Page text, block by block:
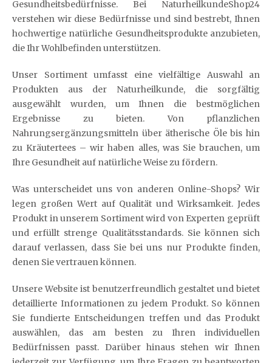
Gesundheitsbedürfnisse. Bei NaturheilkundeShop24
verstehen wir diese Bedürfnisse und sind bestrebt, Ihnen
hochwertige natürliche Gesundheitsprodukte anzubieten,
die Ihr Wohlbefinden unterstützen.
Unser Sortiment umfasst eine vielfältige Auswahl an
Produkten aus der Naturheilkunde, die sorgfältig
ausgewählt wurden, um Ihnen die bestmöglichen
Ergebnisse zu bieten. Von pflanzlichen
Nahrungsergänzungsmitteln über ätherische Öle bis hin
zu Kräutertees – wir haben alles, was Sie brauchen, um
Ihre Gesundheit auf natürliche Weise zu fördern.
Was unterscheidet uns von anderen Online-Shops? Wir
legen großen Wert auf Qualität und Wirksamkeit. Jedes
Produkt in unserem Sortiment wird von Experten geprüft
und erfüllt strenge Qualitätsstandards. Sie können sich
darauf verlassen, dass Sie bei uns nur Produkte finden,
denen Sie vertrauen können.
Unsere Website ist benutzerfreundlich gestaltet und bietet
detaillierte Informationen zu jedem Produkt. So können
Sie fundierte Entscheidungen treffen und das Produkt
auswählen, das am besten zu Ihren individuellen
Bedürfnissen passt. Darüber hinaus stehen wir Ihnen